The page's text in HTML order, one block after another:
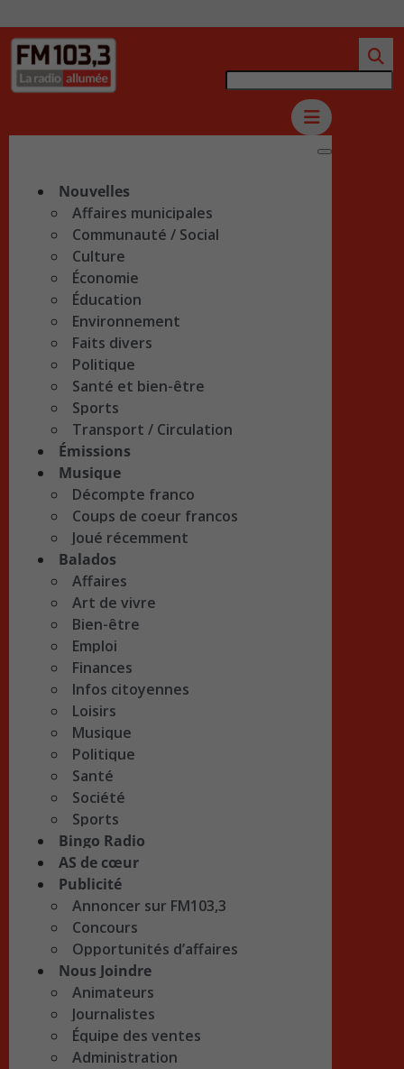
Nouvelles
Affaires municipales
Communauté / Social
Culture
Économie
Éducation
Environnement
Faits divers
Politique
Santé et bien-être
Sports
Transport / Circulation
Émissions
Musique
Décompte franco
Coups de coeur francos
Joué récemment
Balados
Affaires
Art de vivre
Bien-être
Emploi
Finances
Infos citoyennes
Loisirs
Musique
Politique
Santé
Société
Sports
Bingo Radio
AS de cœur
Publicité
Annoncer sur FM103,3
Concours
Opportunités d’affaires
Nous Joindre
Animateurs
Journalistes
Équipe des ventes
Administration